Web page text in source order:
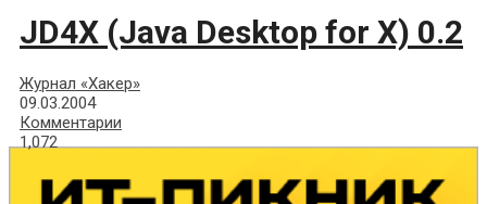
JD4X (Java Desktop for X) 0.2
Журнал «Хакер»
09.03.2004
Комментарии
1,072